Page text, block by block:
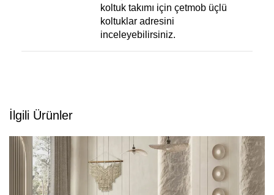
koltuk takımı için çetmob üçlü
koltuklar adresini
inceleyebilirsiniz.
İlgili Ürünler